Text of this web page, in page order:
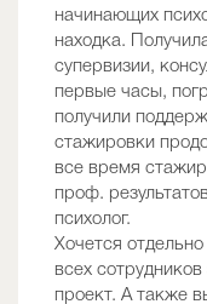
начинающих
находка.
супервизии,
первые часы,
получили
стажировки
все время
проф.
психолог.
Хочется
всех
проект. А также